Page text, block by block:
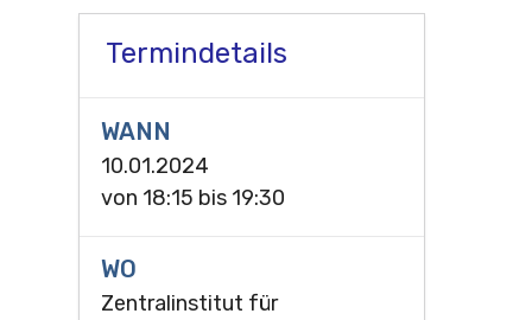
Termindetails
WANN
10.01.2024
von 18:15 bis 19:30
WO
Zentralinstitut für